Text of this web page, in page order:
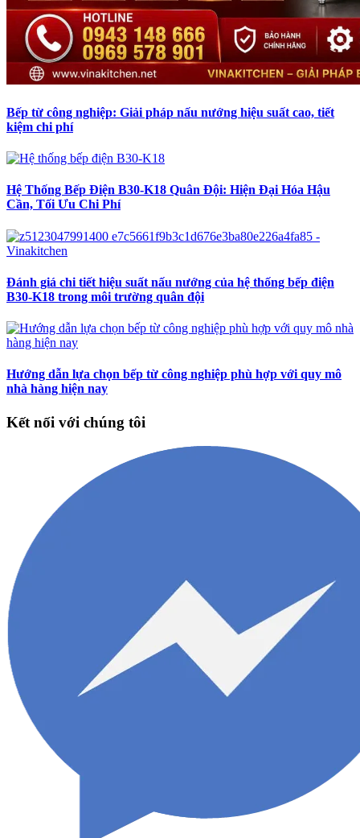
Bếp từ công nghiệp: Giải pháp nấu nướng hiệu suất cao, tiết
kiệm chi phí
Hệ Thống Bếp Điện B30-K18 Quân Đội: Hiện Đại Hóa Hậu
Cần, Tối Ưu Chi Phí
Đánh giá chi tiết hiệu suất nấu nướng của hệ thống bếp điện
B30-K18 trong môi trường quân đội
Hướng dẫn lựa chọn bếp từ công nghiệp phù hợp với quy mô
nhà hàng hiện nay
Kết nối với chúng tôi